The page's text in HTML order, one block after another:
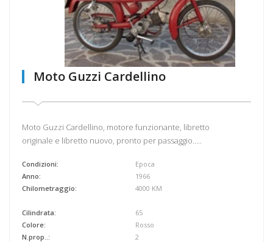
Moto Guzzi Cardellino
Moto Guzzi Cardellino, motore funzionante, libretto
originale e libretto nuovo, pronto per passaggio.....
Condizioni:
Anno:
Chilometraggio:
Epoca
1966
4000 KM
Cilindrata:
Colore:
N.prop..:
65
Rosso
2